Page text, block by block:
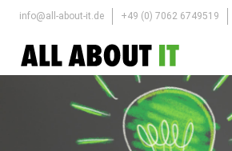
info@all-about-it.de +49 (0) 7062 6749519